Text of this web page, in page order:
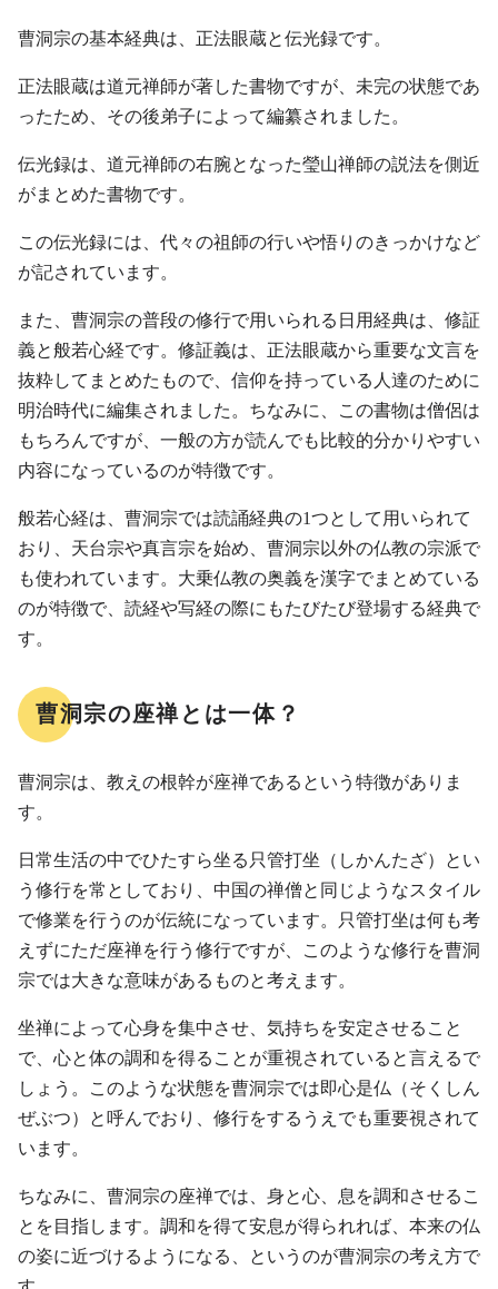
曹洞宗の基本経典は、正法眼蔵と伝光録です。
正法眼蔵は道元禅師が著した書物ですが、未完の状態であ
ったため、その後弟子によって編纂されました。
伝光録は、道元禅師の右腕となった瑩山禅師の説法を側近
がまとめた書物です。
この伝光録には、代々の祖師の行いや悟りのきっかけなど
が記されています。
また、曹洞宗の普段の修行で用いられる日用経典は、修証
義と般若心経です。修証義は、正法眼蔵から重要な文言を
抜粋してまとめたもので、信仰を持っている人達のために
明治時代に編集されました。ちなみに、この書物は僧侶は
もちろんですが、一般の方が読んでも比較的分かりやすい
内容になっているのが特徴です。
般若心経は、曹洞宗では読誦経典の1つとして用いられて
おり、天台宗や真言宗を始め、曹洞宗以外の仏教の宗派で
も使われています。大乗仏教の奥義を漢字でまとめている
のが特徴で、読経や写経の際にもたびたび登場する経典で
す。
曹洞宗の座禅とは一体？
曹洞宗は、教えの根幹が座禅であるという特徴がありま
す。
日常生活の中でひたすら坐る只管打坐（しかんたざ）とい
う修行を常としており、中国の禅僧と同じようなスタイル
で修業を行うのが伝統になっています。只管打坐は何も考
えずにただ座禅を行う修行ですが、このような修行を曹洞
宗では大きな意味があるものと考えます。
坐禅によって心身を集中させ、気持ちを安定させること
で、心と体の調和を得ることが重視されていると言えるで
しょう。このような状態を曹洞宗では即心是仏（そくしん
ぜぶつ）と呼んでおり、修行をするうえでも重要視されて
います。
ちなみに、曹洞宗の座禅では、身と心、息を調和させるこ
とを目指します。調和を得て安息が得られれば、本来の仏
の姿に近づけるようになる、というのが曹洞宗の考え方で